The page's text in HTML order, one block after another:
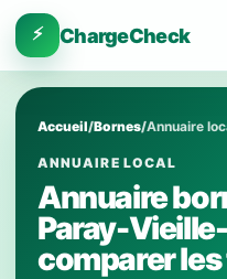
⚡ ChargeCheck
Accueil/Bornes/Annuaire
ANNUAIRE LOCAL
Annuaire
Paray-
comparer